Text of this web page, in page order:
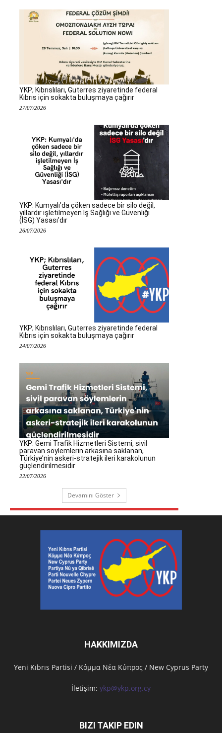
YKP; Kıbrıslıları, Guterres ziyaretinde federal
Kıbrıs için sokakta buluşmaya çağırır
27/07/2026
YKP: Kumyalı’da çöken sadece bir silo değil,
yıllardır işletilmeyen İş Sağlığı ve Güvenliği
(İSG) Yasası’dır
26/07/2026
YKP; Kıbrıslıları, Guterres ziyaretinde federal
Kıbrıs için sokakta buluşmaya çağırır
24/07/2026
YKP: Gemi Trafik Hizmetleri Sistemi, sivil
paravan söylemlerin arkasına saklanan,
Türkiye’nin askeri-stratejik ileri karakolunun
güçlendirilmesidir
22/07/2026
Devamını Göster
HAKKIMIZDA
Υeni Kıbrıs Partisi / Κόμμα Νέα Κύπρος / New Cyprus Party
İletişim: ykp@ykp.org.cy
BIZI TAKIP EDIN